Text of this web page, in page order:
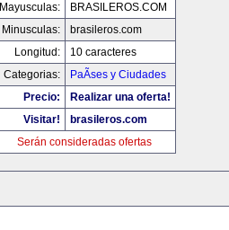
Mayusculas:
BRASILEROS.COM
Minusculas:
brasileros.com
Longitud:
10 caracteres
Categorias:
PaÃ­ses y Ciudades
Precio:
Realizar una oferta!
Visitar!
brasileros.com
Serán consideradas ofertas